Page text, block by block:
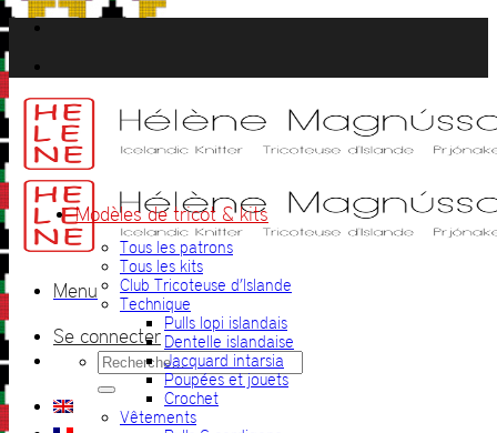
Passer
au
contenu
Menu
Se connecter
Recherche
pour :
Modèles de tricot & kits
Tous les patrons
Tous les kits
Club Tricoteuse d’Islande
Technique
Pulls lopi islandais
Dentelle islandaise
Jacquard intarsia
Poupées et jouets
Crochet
Vêtements